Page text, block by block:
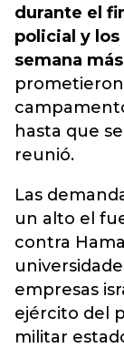
durante el
policial y
semana
hasta que
reunió.
Las
un alto el
contra
empresas
ejército del
militar